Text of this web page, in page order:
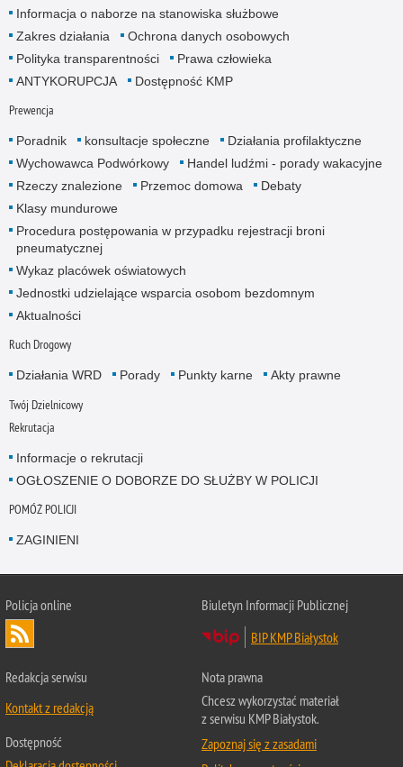
Informacja o naborze na stanowiska służbowe
Zakres działania
Ochrona danych osobowych
Polityka transparentności
Prawa człowieka
ANTYKORUPCJA
Dostępność KMP
Prewencja
Poradnik konsultacje społeczne
Działania profilaktyczne
Wychowawca Podwórkowy
Handel ludźmi - porady wakacyjne
Rzeczy znalezione
Przemoc domowa
Debaty
Klasy mundurowe
Procedura postępowania w przypadku rejestracji broni
pneumatycznej
Wykaz placówek oświatowych
Jednostki udzielające wsparcia osobom bezdomnym
Aktualności
Ruch Drogowy
Działania WRD Porady Punkty karne Akty prawne
Twój Dzielnicowy
Rekrutacja
Informacje o rekrutacji
OGŁOSZENIE O DOBORZE DO SŁUŻBY W POLICJI
POMÓŻ POLICJI
ZAGINIENI
Policja online
Biuletyn Informacji Publicznej
BIP KMP Białystok
Redakcja serwisu
Kontakt z redakcją
Dostępność
Nota prawna
Chcesz wykorzystać materiał
z serwisu KMP Białystok.
Zapoznaj się z zasadami